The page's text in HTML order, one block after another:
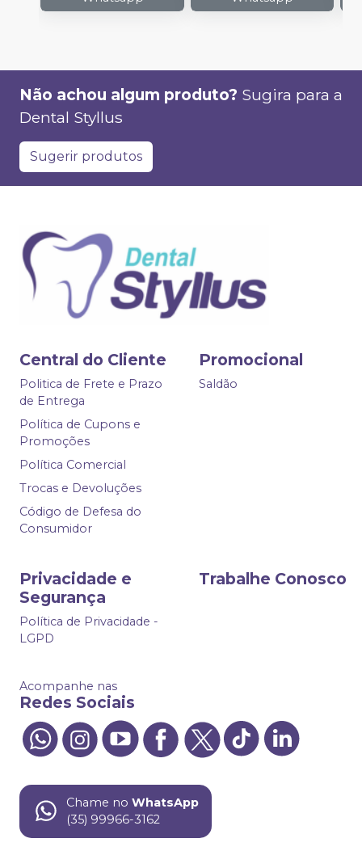
Não achou algum produto? Sugira para a
Dental Styllus
Sugerir produtos
Central do Cliente
Politica de Frete e Prazo
de Entrega
Política de Cupons e
Promoções
Política Comercial
Trocas e Devoluções
Código de Defesa do
Consumidor
Promocional
Saldão
Privacidade e
Segurança
Política de Privacidade -
LGPD
Trabalhe Conosco
Acompanhe nas
Redes Sociais
Chame no WhatsApp
(35) 99966-3162